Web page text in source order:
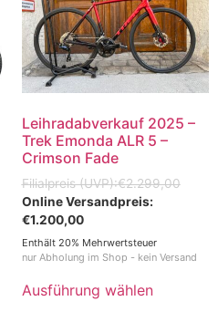
Leihradabverkauf 2025 –
Trek Emonda ALR 5 –
Crimson Fade
€2.299,00
€1.200,00
Enthält 20% Mehrwertsteuer
nur Abholung im Shop - kein Versand
Ausführung wählen